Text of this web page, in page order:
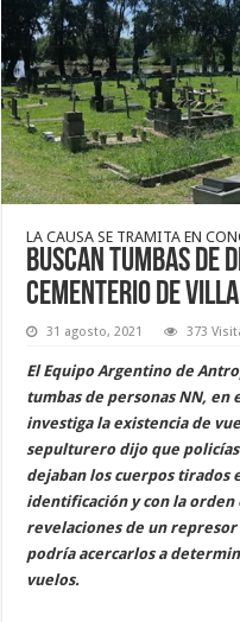
LA CAUSA SE TRAMITA EN
Buscan tumbas de
cementerio de
31 agosto, 2021 373
El Equipo Argentino de
tumbas de personas NN, en
investiga la existencia de
sepulturero dijo que
dejaban los cuerpos
identificación y con la orden
revelaciones de un
podría acercarlos a
vuelos.